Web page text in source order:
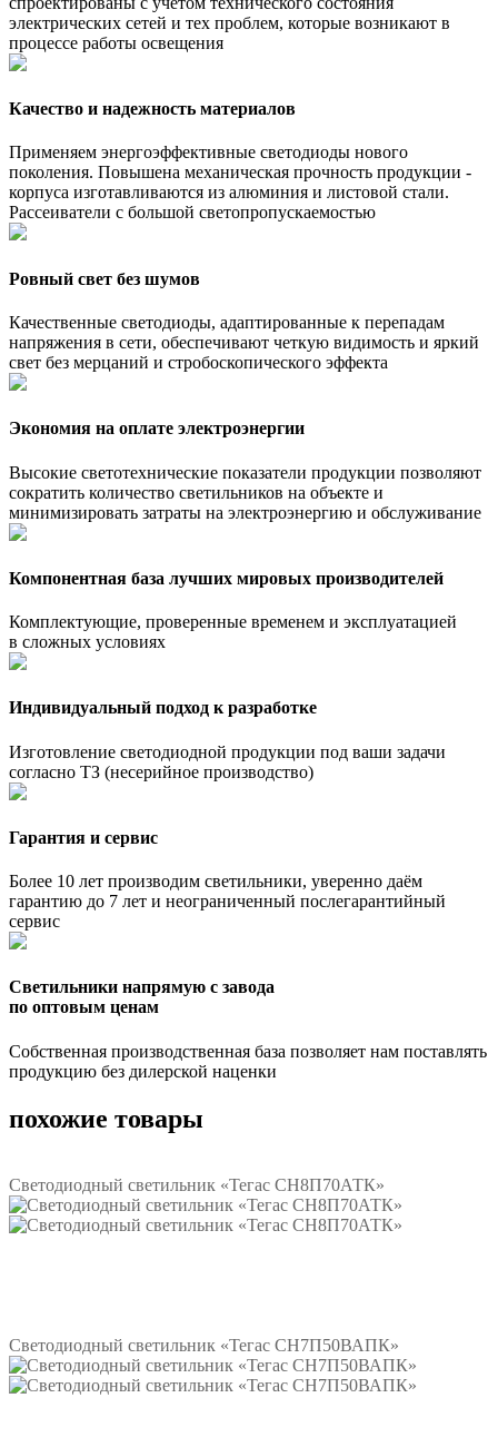
электрических сетей и тех проблем, которые возникают в
процессе работы освещения
Качество и надежность материалов
Применяем энергоэффективные светодиоды нового
поколения. Повышена механическая прочность продукции -
корпуса изготавливаются из алюминия и листовой стали.
Рассеиватели с большой светопропускаемостью
Ровный свет без шумов
Качественные светодиоды, адаптированные к перепадам
напряжения в сети, обеспечивают четкую видимость и яркий
свет без мерцаний и стробоскопического эффекта
Экономия на оплате электроэнергии
Высокие светотехнические показатели продукции позволяют
сократить количество светильников на объекте и
минимизировать затраты на электроэнергию и обслуживание
Компонентная база лучших мировых производителей
Комплектующие, проверенные временем и эксплуатацией
в сложных условиях
Индивидуальный подход к разработке
Изготовление светодиодной продукции под ваши задачи
согласно ТЗ (несерийное производство)
Гарантия и сервис
Более 10 лет производим светильники, уверенно даём
гарантию до 7 лет и неограниченный послегарантийный
сервис
Светильники напрямую с завода
по оптовым ценам
Собственная производственная база позволяет нам поставлять
продукцию без дилерской наценки
похожие товары
Светодиодный светильник «Тегас СН8П70АТК»
Светодиодный светильник «Тегас СН7П50ВАПК»